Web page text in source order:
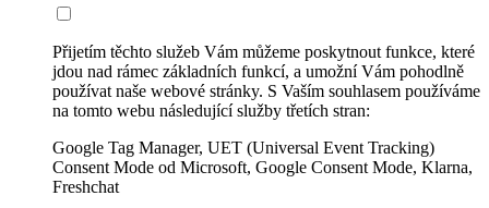
Přijetím těchto služeb Vám můžeme poskytnout funkce, které
jdou nad rámec základních funkcí, a umožní Vám pohodlně
používat naše webové stránky. S Vaším souhlasem používáme
na tomto webu následující služby třetích stran:
Google Tag Manager, UET (Universal Event Tracking)
Consent Mode od Microsoft, Google Consent Mode, Klarna,
Freshchat